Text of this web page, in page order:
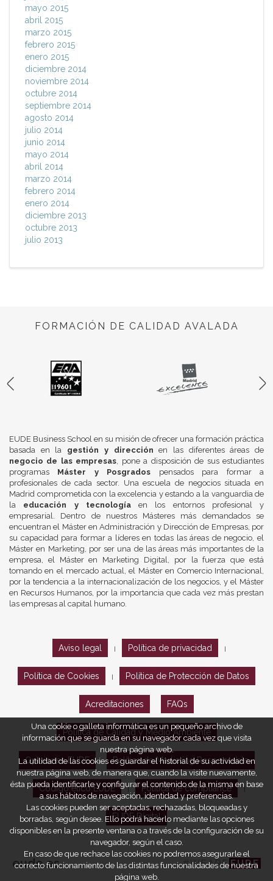
mayo 2015
abril 2015
marzo 2015
febrero 2015
enero 2015
diciembre 2014
noviembre 2014
octubre 2014
septiembre 2014
agosto 2014
julio 2014
junio 2014
mayo 2014
abril 2014
marzo 2014
febrero 2014
enero 2014
diciembre 2013
octubre 2013
julio 2013
FORMACIÓN DE CALIDAD AVALADA
EUDE Business School en su misión de ofrecer una formación práctica
basada en la gestión y dirección en las diferentes áreas de
negocio de las empresas , pone a disposición de sus estudiantes
programas Máster y Posgrados pensados para formar a
profesionales de cada sector. Una escuela de negocios situada en
Madrid comprometida con la excelencia y estando a la vanguardia de
la educación y tecnologíaen los entornos profesional y
empresarial. Dentro de nuestros Másteres más demandados se
encuentran el Máster en Administración y Dirección de Empresas, por
su capacidad para formar a líderes en todas las áreas de negocio, el
Máster en Marketing, por ser una de las áreas más importantes de la
empresa, el Máster en Marketing Digital, por la fuerza que está
tomando en el mercado actual, el Máster en Comercio Internacional,
por la tendencia a la internacionalización de los negocios, y el Máster
en Recursos Humanos, por la importancia que cada vez más prestan
las empresas al capital humano.
Aviso legal Política de privacidad
Política de Cookies Política de Protección de Datos
Acreditaciones FAQs
Política de Calidad y Medio Ambiente
Opiniones EUDE Política de Marketing Responsable
Código ético EUDE Política de compliance
EUDE Digital
eude.es #WEAREEUDE
Una cookie o galleta informática es un pequeño archivo de
información que se guarda en su navegador cada vez que visita
nuestra página web.
La utilidad de las cookies es guardar el historial de su actividad en
nuestra página web, de manera que, cuando la visite nuevamente,
ésta pueda identificarle y configurar el contenido de la misma en base
a sus hábitos de navegación, identidad y preferencias.
Las cookies pueden ser aceptadas, rechazadas, bloqueadas y
borradas, según desee. Ello podrá hacerlo mediante las opciones
disponibles en la presente ventana o a través de la configuración de su
navegador, según el caso.
En caso de que rechace las cookies no podremos asegurarle el
correcto funcionamiento de las distintas funcionalidades de nuestra
página web.